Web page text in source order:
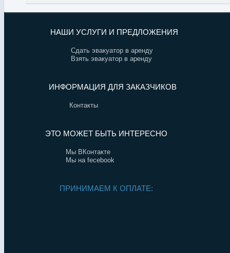
НАШИ УСЛУГИ И ПРЕДЛОЖЕНИЯ
Сдать эвакуатор в аренду
Взять эвакуатор в аренду
ИНФОРМАЦИЯ ДЛЯ ЗАКАЗЧИКОВ
Контакты
ЭТО МОЖЕТ БЫТЬ ИНТЕРЕСНО
Мы ВКонтакте
Мы на fecebook
ПРИНИМАЕМ К ОПЛАТЕ: